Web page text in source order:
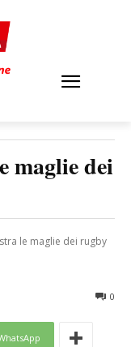
maglie dei
le maglie dei rugby
0